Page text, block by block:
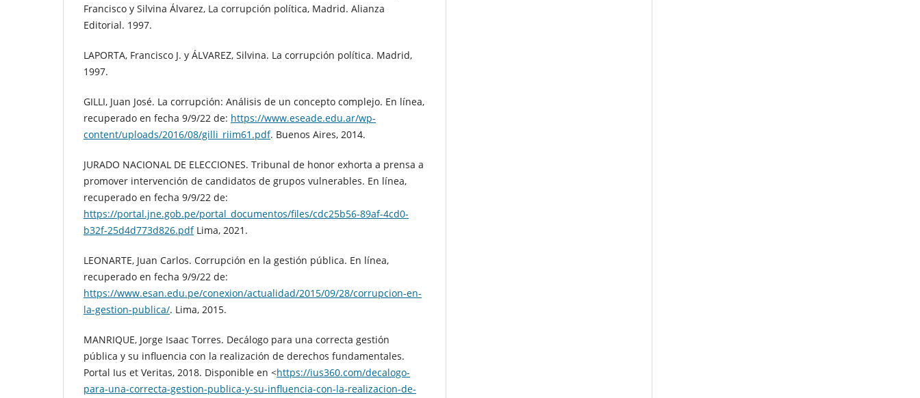
Francisco y Silvina Álvarez, La corrupción política, Madrid. Alianza
Editorial. 1997.
LAPORTA, Francisco J. y ÁLVAREZ, Silvina. La corrupción política. Madrid,
1997.
GILLI, Juan José. La corrupción: Análisis de un concepto complejo. En línea,
recuperado en fecha 9/9/22 de: https://www.eseade.edu.ar/wp-
content/uploads/2016/08/gilli_riim61.pdf. Buenos Aires, 2014.
JURADO NACIONAL DE ELECCIONES. Tribunal de honor exhorta a prensa a
promover intervención de candidatos de grupos vulnerables. En línea,
recuperado en fecha 9/9/22 de:
https://portal.jne.gob.pe/portal_documentos/files/cdc25b56-89af-4cd0-
b32f-25d4d773d826.pdfLima, 2021.
LEONARTE, Juan Carlos. Corrupción en la gestión pública. En línea,
recuperado en fecha 9/9/22 de:
https://www.esan.edu.pe/conexion/actualidad/2015/09/28/corrupcion-en-
la-gestion-publica/. Lima, 2015.
MANRIQUE, Jorge Isaac Torres. Decálogo para una correcta gestión
pública y su influencia con la realización de derechos fundamentales.
Portal Ius et Veritas, 2018. Disponible en <https://ius360.com/decalogo-
para-una-correcta-gestion-publica-y-su-influencia-con-la-realizacion-de-